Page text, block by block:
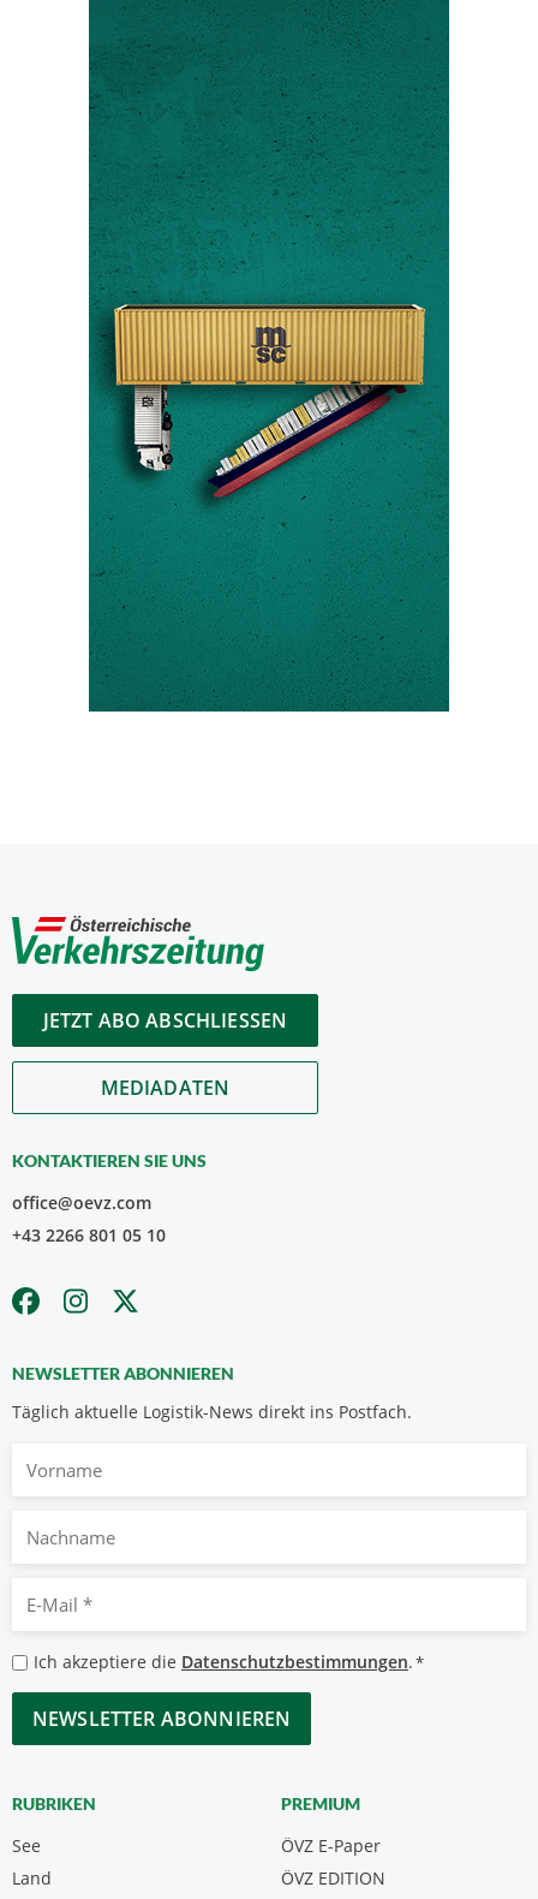
JETZT ABO ABSCHLIESSEN
MEDIADATEN
KONTAKTIEREN SIE UNS
office@oevz.com
+43 2266 801 05 10
NEWSLETTER ABONNIEREN
Täglich aktuelle Logistik-News direkt ins Postfach.
Nachname
Mail
*
Datenschutzbestimmungen
*
Ich akzeptiere die Datenschutzbestimmungen.*
CAPTCHA
RUBRIKEN
See
Land
PREMIUM
ÖVZ E-Paper
ÖVZ EDITION